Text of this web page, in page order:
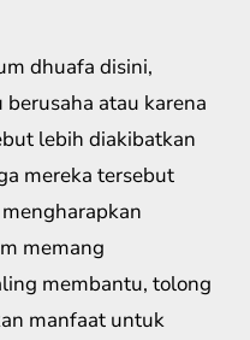
dhuafa disini,
atau karena
lebih diakibatkan
mereka tersebut
memang
membantu, tolong
manfaat untuk